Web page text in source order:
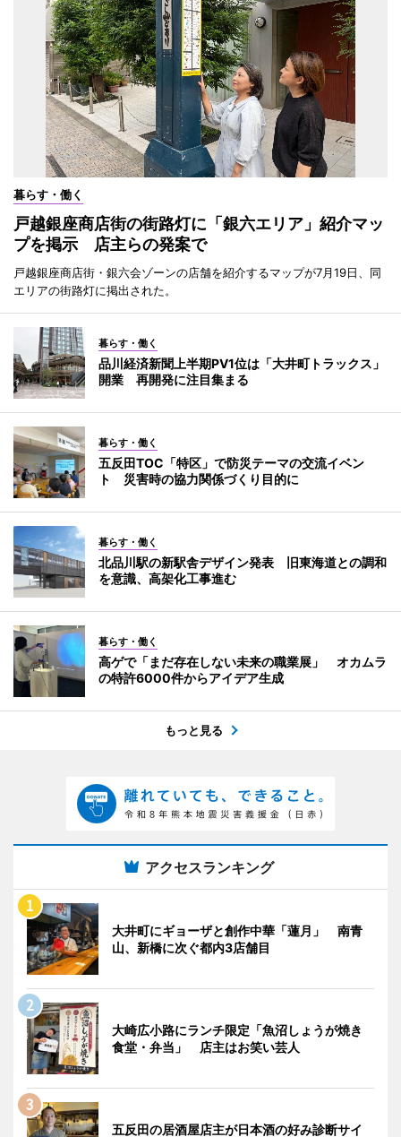
暮らす・働く
戸越銀座商店街の街路灯に「銀六エリア」紹介マッ
プを掲示 店主らの発案で
戸越銀座商店街・銀六会ゾーンの店舗を紹介するマップが7月19日、同
エリアの街路灯に掲出された。
暮らす・働く
品川経済新聞上半期PV1位は「大井町トラックス」
開業 再開発に注目集まる
暮らす・働く
五反田TOC「特区」で防災テーマの交流イベン
ト 災害時の協力関係づくり目的に
暮らす・働く
北品川駅の新駅舎デザイン発表 旧東海道との調和
を意識、高架化工事進む
暮らす・働く
高ゲで「まだ存在しない未来の職業展」 オカムラ
の特許6000件からアイデア生成
もっと見る
アクセスランキング
大井町にギョーザと創作中華「蓮月」 南青
山、新橋に次ぐ都内3店舗目
大崎広小路にランチ限定「魚沼しょうが焼き
食堂・弁当」 店主はお笑い芸人
五反田の居酒屋店主が日本酒の好み診断サイ